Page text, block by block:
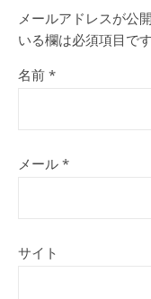
メールアドレスが公
いる欄は必須項目です
名前 *
メール *
サイト